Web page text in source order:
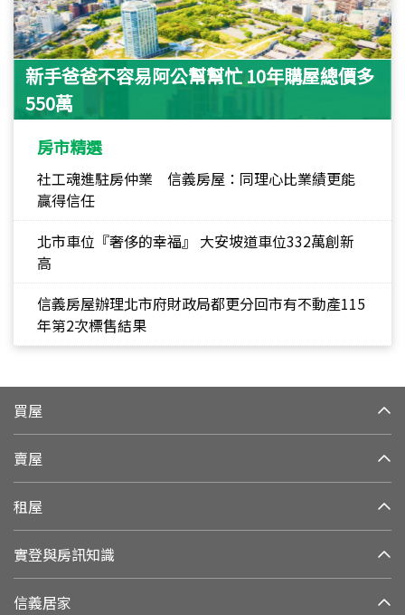
新手爸爸不容易阿公幫幫忙 10年購屋總價多
550萬
房市精選
社工魂進駐房仲業 信義房屋：同理心比業績更能
贏得信任
北市車位『奢侈的幸福』 大安坡道車位332萬創新
高
信義房屋辦理北市府財政局都更分回市有不動產115
年第2次標售結果
買屋
賣屋
租屋
實登與房訊知識
信義居家